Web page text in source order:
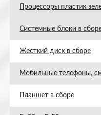
Процессоры пластик
Системные блоки в
Жесткий диск в сборе
Мобильные телефоны,
Планшет в сборе